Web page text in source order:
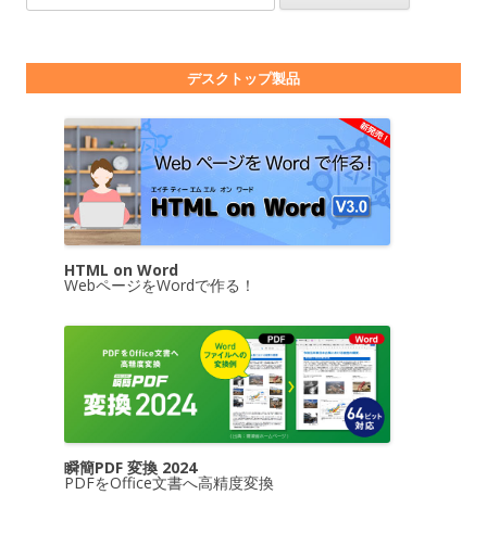
デスクトップ製品
HTML on Word
WebページをWordで作る！
瞬簡PDF 変換 2024
PDFをOffice文書へ高精度変換